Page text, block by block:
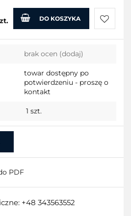
DO KOSZYKA
Do
brak ocen (dodaj)
towar dostępny po
potwierdzeniu - proszę o
kontakt
1 szt.
PDF
+48 343563552